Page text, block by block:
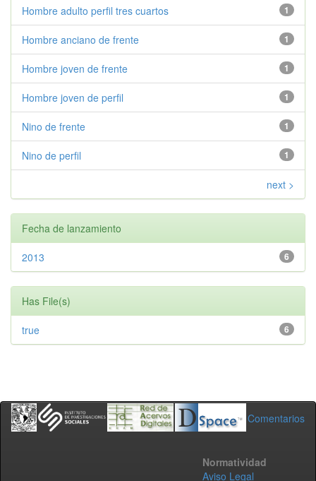
1
Hombre adulto perfil tres cuartos
1
Hombre anciano de frente
1
Hombre joven de frente
1
Hombre joven de perfil
1
Nino de frente
1
Nino de perfil
next >
Fecha de lanzamiento
6
2013
Has File(s)
6
true
Comentarios
Normatividad
Aviso Legal